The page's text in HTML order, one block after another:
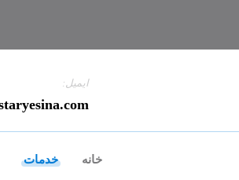
ایمیل:
خانه خدمات